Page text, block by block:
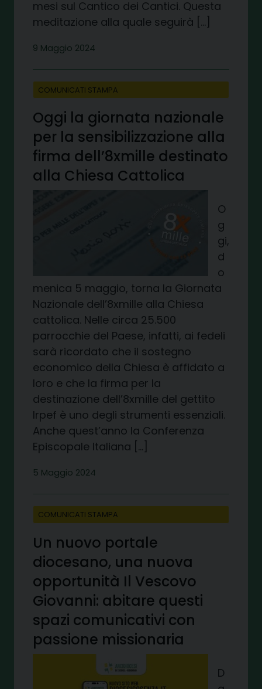
mesi sul Cantico dei Cantici. Questa
meditazione alla quale seguirà […]
9 Maggio 2024
COMUNICATI STAMPA
Oggi la giornata nazionale
per la sensibilizzazione alla
firma dell’8xmille destinato
alla Chiesa Cattolica
O
g
gi,
d
o
menica 5 maggio, torna la Giornata
Nazionale dell’8xmille alla Chiesa
cattolica. Nelle circa 25.500
parrocchie del Paese, infatti, ai fedeli
sarà ricordato che il sostegno
economico della Chiesa è affidato a
loro e che la firma per la
destinazione dell’8xmille del gettito
Irpef è uno degli strumenti essenziali.
Anche quest’anno la Conferenza
Episcopale Italiana […]
5 Maggio 2024
COMUNICATI STAMPA
Un nuovo portale
diocesano, una nuova
opportunità Il Vescovo
Giovanni: abitare questi
spazi comunicativi con
passione missionaria
D